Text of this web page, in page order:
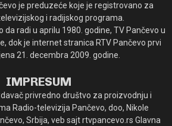
je preduzeće koje je registrovano za
i radijskog programa.
da radi u aprilu 1980. godine, TV Pančevo u
dok je internet stranica RTV Pančevo prvi
21. decembra 2009. godine.
IMPRESUM
privredno društvo za proizvodnju i
Radio-televizija Pančevo, doo, Nikole
Srbija, veb sajt rtvpancevo.rs Glavna